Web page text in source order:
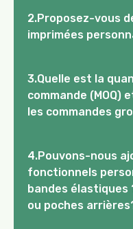
2.Proposez-vous
imprimées
3.Quelle est la
commande (MOQ)
les commandes
4.Pouvons-nous
fonctionnels
bandes élastiques
ou poches